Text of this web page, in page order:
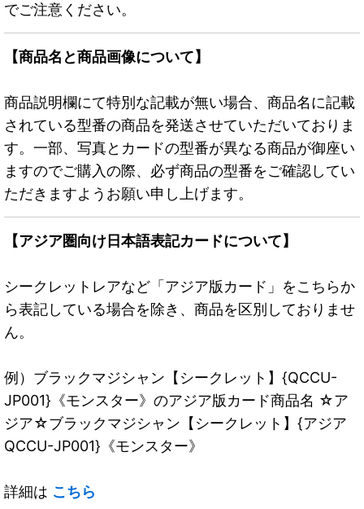
でご注意ください。
【商品名と商品画像について】
商品説明欄にて特別な記載が無い場合、商品名に記載
されている型番の商品を発送させていただいておりま
す。一部、写真とカードの型番が異なる商品が御座い
ますのでご購入の際、必ず商品の型番をご確認してい
ただきますようお願い申し上げます。
【アジア圏向け日本語表記カードについて】
シークレットレアなど「アジア版カード」をこちらか
ら表記している場合を除き、商品を区別しておりませ
ん。
例）ブラックマジシャン【シークレット】{QCCU-
JP001}《モンスター》のアジア版カード商品名 ☆ア
ジア☆ブラックマジシャン【シークレット】{アジア
QCCU-JP001}《モンスター》
詳細は こちら